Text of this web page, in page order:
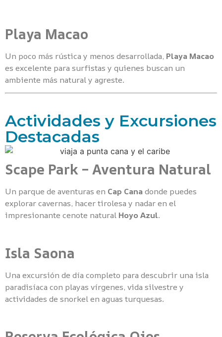
Playa Macao
Un poco más rústica y menos desarrollada, Playa Macao
es excelente para surfistas y quienes buscan un
ambiente más natural y agreste.
Actividades y Excursiones
Destacadas
Scape Park – Aventura Natural
Un parque de aventuras en Cap Canadonde puedes
explorar cavernas, hacer tirolesa y nadar en el
impresionante cenote natural Hoyo Azul.
Isla Saona
Una excursión de día completo para descubrir una isla
paradisíaca con playas vírgenes, vida silvestre y
actividades de snorkel en aguas turquesas.